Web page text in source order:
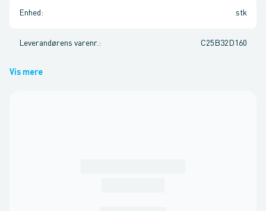
Enhed : stk
Leverandørens varenr. : C25B32D160
Vis mere